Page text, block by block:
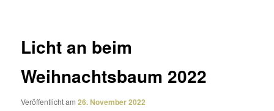
Licht an beim
Weihnachtsbaum 2022
Veröffentlicht am26. November 2022